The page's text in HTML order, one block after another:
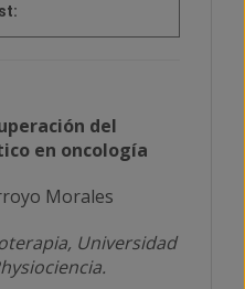
del
en oncología
Morales
Universidad